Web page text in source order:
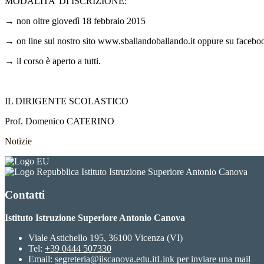
→ non oltre giovedì 18 febbraio 2015
→ on line sul nostro sito www.sballandoballando.it oppure su
→ il corso è aperto a tutti.
IL DIRIGENTE SCOLASTICO
Prof. Domenico CATERINO
Notizie
Istituto Istruzione Superiore Antonio Canova
Contatti
Istituto Istruzione Superiore Antonio Canova
Viale Astichello 195, 36100 Vicenza (VI)
Tel: +39 0444 507330
Email: segreteria@iiscanova.edu.itLink per inviare una mail